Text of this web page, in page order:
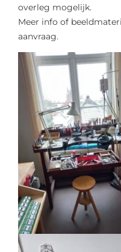
overleg mogelijk.
Meer info of
aanvraag.